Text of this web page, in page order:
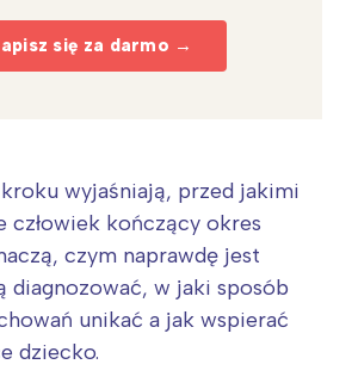
się za darmo →
wyjaśniają, przed jakimi
człowiek kończący okres
czym naprawdę jest
diagnozować, w jaki sposób
unikać a jak wspierać
dziecko.